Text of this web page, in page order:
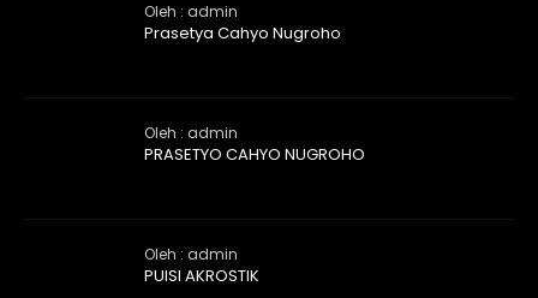
Oleh : admin
Prasetya Cahyo Nugroho
Oleh : admin
PRASETYO CAHYO NUGROHO
Oleh : admin
PUISI AKROSTIK